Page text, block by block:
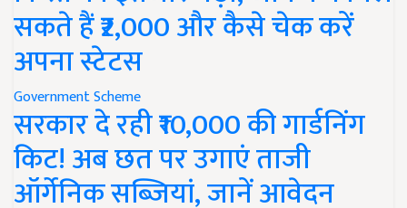
सकते हैं ₹2,000 और कैसे चेक करें
अपना स्टेटस
Government Scheme
सरकार दे रही ₹10,000 की गार्डनिंग
किट! अब छत पर उगाएं ताजी
ऑर्गेनिक सब्जियां, जानें आवेदन